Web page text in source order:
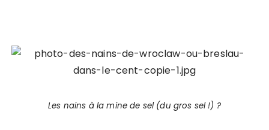
Les nains à la mine de sel (du gros sel !) ?